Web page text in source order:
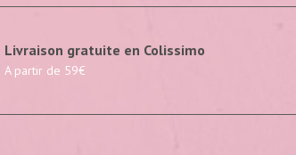
Livraison gratuite en Colissimo
A partir de 59€